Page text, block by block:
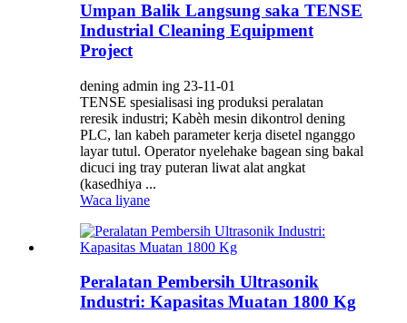
Umpan Balik Langsung saka TENSE
Industrial Cleaning Equipment
Project
dening admin ing 23-11-01
TENSE spesialisasi ing produksi peralatan
reresik industri; Kabèh mesin dikontrol dening
PLC, lan kabeh parameter kerja disetel nganggo
layar tutul. Operator nyelehake bagean sing bakal
dicuci ing tray puteran liwat alat angkat
(kasedhiya ...
Waca liyane
Peralatan Pembersih Ultrasonik
Industri: Kapasitas Muatan 1800 Kg